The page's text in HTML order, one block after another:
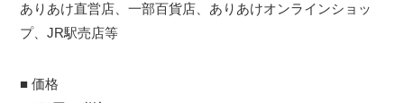
ありあけ直営店、一部百貨店、ありあけオンラインショッ
プ、JR駅売店等
■ 価格